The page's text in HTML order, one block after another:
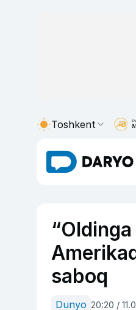
Toshkent
saboq
Dunyo 20:20 /